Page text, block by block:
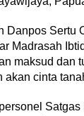
Danpos Sertu
Madrasah
maksud dan
akan cinta